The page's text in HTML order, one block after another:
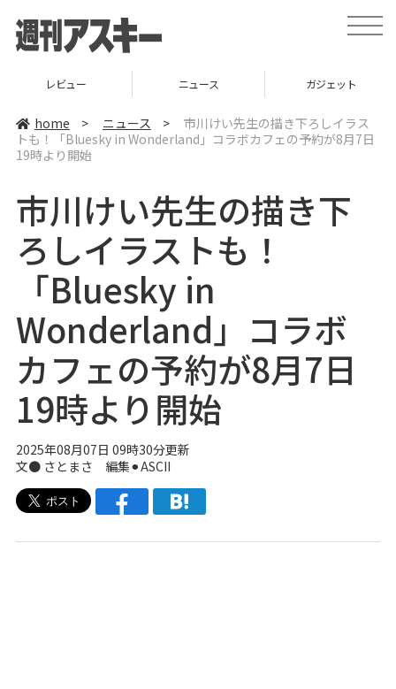
t
o
v
i
レビュー ニュース ガジェット
home > ニュース >
市川けい先生の描き下ろしイラス
トも！「Bluesky in Wonderland」コラボカフェの予約が8月7日
19時より開始
市川けい先生の描き下
ろしイラストも！
「Bluesky in
Wonderland」コラボ
カフェの予約が8月7日
19時より開始
2025年08月07日 09時30分更新
文● さとまさ 編集⚫︎ASCII